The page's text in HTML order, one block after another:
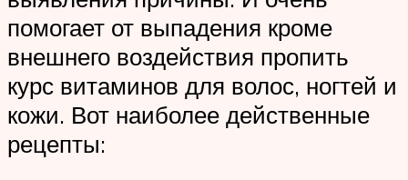
помогает от выпадения кроме
внешнего воздействия пропить
курс витаминов для волос, ногтей и
кожи. Вот наиболее действенные
рецепты: